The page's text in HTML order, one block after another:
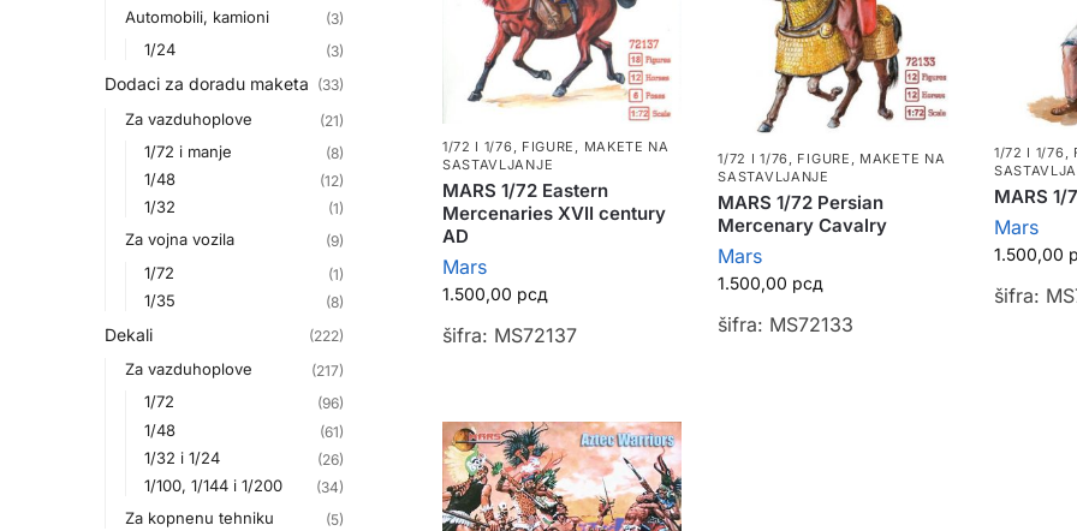
1/72 I 1/76, FIGURE , MAKETE NA
SASTAVLJANJE
MARS 1/72 Eastern
Mercenaries XVII century
AD
Mars
1.500,00 рсд
šifra: MS72137
1/72 I 1/76, FIGURE , MAKETE NA
SASTAVLJANJE
MARS 1/72 Persian
Mercenary Cavalry
Mars
1.500,00 рсд
šifra: MS72133
1/72 I 1/76,
MARS
Mars
1.500,00
šifra:
Automobili, kamioni (3)
1/24 (3)
Dodaci za doradu maketa (33)
Za vazduhoplove (21)
1/72 i manje (8)
1/48 (12)
1/32 (1)
Za vojna vozila (9)
1/72 (1)
1/35 (8)
Dekali (222)
Za vazduhoplove (217)
1/72 (96)
1/48 (61)
1/32 i 1/24 (26)
1/100, 1/144 i 1/200 (34)
Za kopnenu tehniku (5)